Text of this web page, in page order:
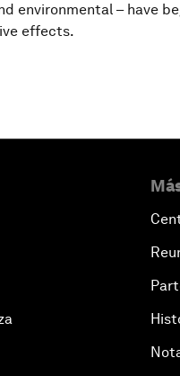
environmental – have
effects.